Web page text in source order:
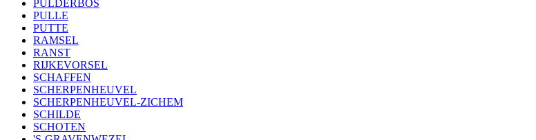
PULDERBOS
PULLE
PUTTE
RAMSEL
RANST
RIJKEVORSEL
SCHAFFEN
SCHERPENHEUVEL
SCHERPENHEUVEL-ZICHEM
SCHILDE
SCHOTEN